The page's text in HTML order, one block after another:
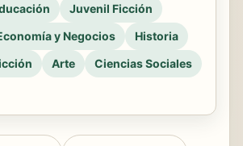
Juvenil Ficción
y Negocios
Historia
Arte
Ciencias Sociales